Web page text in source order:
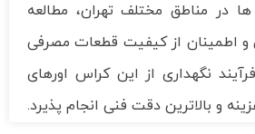
ها در مناطق مختلف تهران، مطالعه
و اطمینان از کیفیت قطعات مصرفی
نگهداری از این کراس اورهای
و بالاترین دقت فنی انجام پذیرد.